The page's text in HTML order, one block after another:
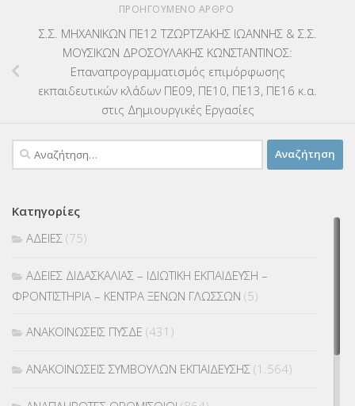
ΠΡΟΗΓΟΎΜΕΝΟ ΆΡΘΡΟ
Σ.Σ. ΜΗΧΑΝΙΚΩΝ ΠΕ12 ΤΖΩΡΤΖΑΚΗΣ ΙΩΑΝΝΗΣ & Σ.Σ.
ΜΟΥΣΙΚΩΝ ΔΡΟΣΟΥΛΑΚΗΣ ΚΩΝΣΤΑΝΤΙΝΟΣ:
Επαναπρογραμματισμός επιμόρφωσης
εκπαιδευτικών κλάδων ΠΕ09, ΠΕ10, ΠΕ13, ΠΕ16 κ.α.
στις Δημιουργικές Εργασίες
Αναζήτηση
για:
Κατηγορίες
ΑΔΕΙΕΣ (75)
ΑΔΕΙΕΣ ΔΙΔΑΣΚΑΛΙΑΣ – ΙΔΙΩΤΙΚΗ ΕΚΠΑΙΔΕΥΣΗ –
ΦΡΟΝΤΙΣΤΗΡΙΑ – ΚΕΝΤΡΑ ΞΕΝΩΝ ΓΛΩΣΣΩΝ (5)
ΑΝΑΚΟΙΝΩΣΕΙΣ ΠΥΣΔΕ (431)
ΑΝΑΚΟΙΝΩΣΕΙΣ ΣΥΜΒΟΥΛΩΝ ΕΚΠΑΙΔΕΥΣΗΣ (1.564)